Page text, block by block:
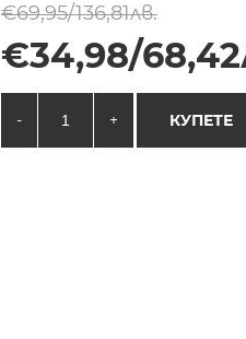
€69,95/136,81лв.
€34,98/
- + КУПЕТЕ